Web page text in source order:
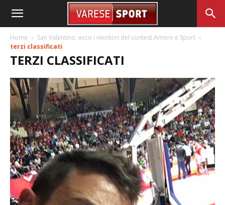
Home
San Valentino, ecco i vincitori del contest Amore e Sport
terzi classificati
TERZI CLASSIFICATI